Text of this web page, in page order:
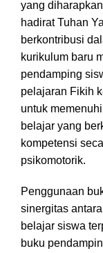
yang
hadirat Tuhan
berkontribusi
kurikulum baru
pendamping
pelajaran Fikih
untuk
belajar yang
kompetensi
psikomotorik.
Penggunaan
sinergitas
belajar siswa
buku